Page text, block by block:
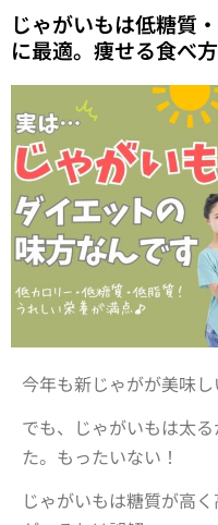
じゃがいもは低糖質
に最適。痩せる食べ
今年も新じゃがが美味し
でも、じゃがいもは太
た。もったいない！
じゃがいもは糖質が高